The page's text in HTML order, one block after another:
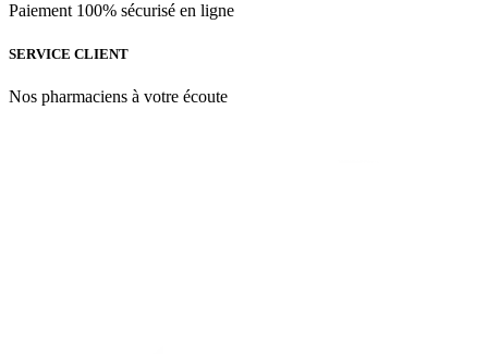
Paiement 100% sécurisé en ligne
SERVICE CLIENT
Nos pharmaciens à votre écoute